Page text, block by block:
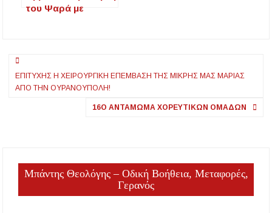
του Ψαρά με
Πλοήγηση
άρθρων
ΕΠΙΤΥΧΉΣ Η ΧΕΙΡΟΥΡΓΙΚΉ ΕΠΈΜΒΑΣΗ ΤΗΣ ΜΙΚΡΉΣ ΜΑΣ ΜΑΡΊΑΣ
ΑΠΌ ΤΗΝ ΟΥΡΑΝΟΎΠΟΛΗ!
16Ο AΝΤΆΜΩΜΑ XΟΡΕΥΤΙΚΏΝ OΜΆΔΩΝ
Μπάντης Θεολόγης – Οδική Βοήθεια, Μεταφορές,
Γερανός